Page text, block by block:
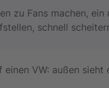
zu Fans machen, ein
schnell
VW: außen sieht